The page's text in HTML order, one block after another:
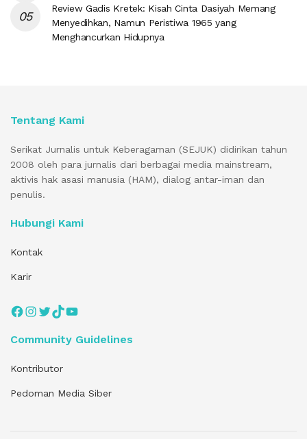
Review Gadis Kretek: Kisah Cinta Dasiyah Memang
Menyedihkan, Namun Peristiwa 1965 yang
Menghancurkan Hidupnya
Tentang Kami
Serikat Jurnalis untuk Keberagaman (SEJUK) didirikan tahun
2008 oleh para jurnalis dari berbagai media mainstream,
aktivis hak asasi manusia (HAM), dialog antar-iman dan
penulis.
Hubungi Kami
Kontak
Karir
Facebook
Instagram
Twitter
TikTokYouTube
Community Guidelines
Kontributor
Pedoman Media Siber